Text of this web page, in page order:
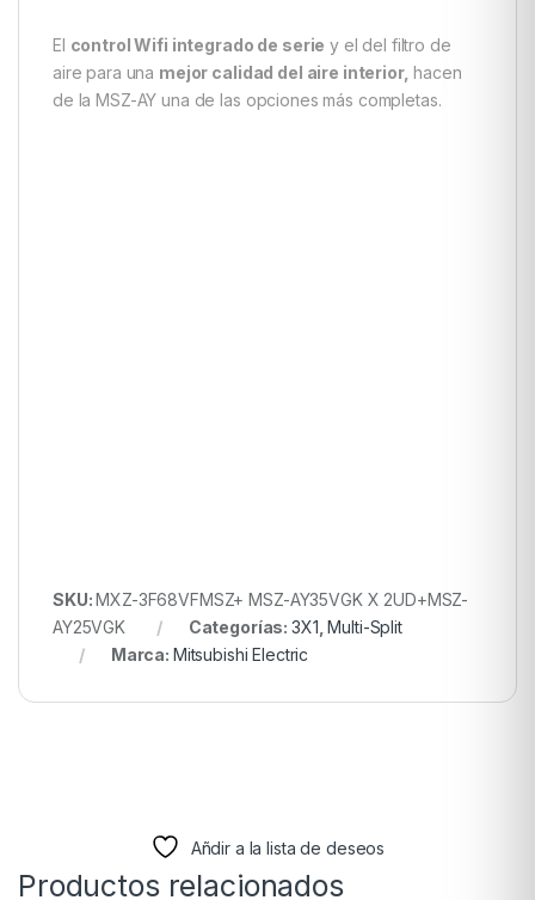
El control Wifi integrado de serie y el del filtro de
aire para una mejor calidad del aire interior, hacen
de la MSZ-AY una de las opciones más completas.
SKU:MXZ-3F68VFMSZ+ MSZ-AY35VGK X 2UD+MSZ-
AY25VGK
Categorías:3X1 ,Multi-Split
Marca: Mitsubishi Electric
Añdir a la lista de deseos
Productos relacionados